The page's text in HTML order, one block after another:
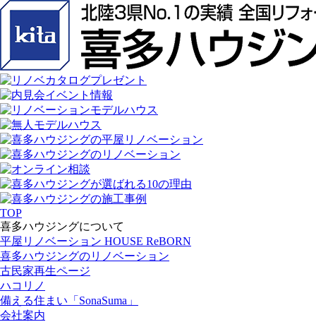
TOP
喜多ハウジングについて
平屋リノベーション HOUSE ReBORN
喜多ハウジングのリノベーション
古民家再生ページ
ハコリノ
備える住まい「SonaSuma」
会社案内